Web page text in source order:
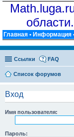
Главная • Информация
Ссылки FAQ
Список форумов
Вход
Имя пользователя:
Пароль: